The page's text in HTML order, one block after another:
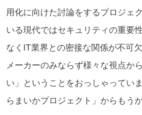
用化に向けた討論をするプロジェ
いる現代ではセキュリティの重要
なくIT業界との密接な関係が不可
メーカーのみならず様々な視点か
い」ということをおっしゃってい
らまいかプロジェクト」からもう